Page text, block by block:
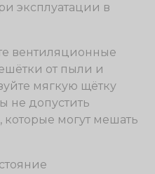
эксплуатации в
вентиляционные
от пыли и
мягкую щётку
не допустить
могут мешать